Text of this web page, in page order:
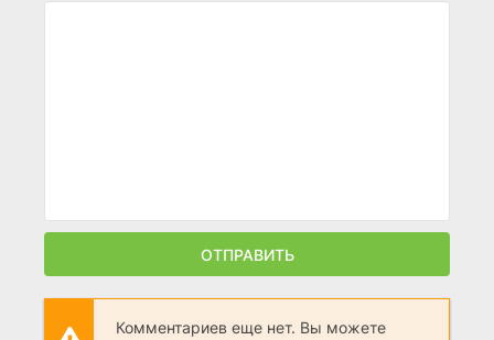
ОТПРАВИТЬ
Комментариев еще нет. Вы можете